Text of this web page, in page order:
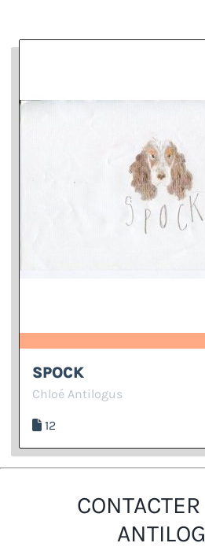
SPOCK
Chloé Antilogus
12